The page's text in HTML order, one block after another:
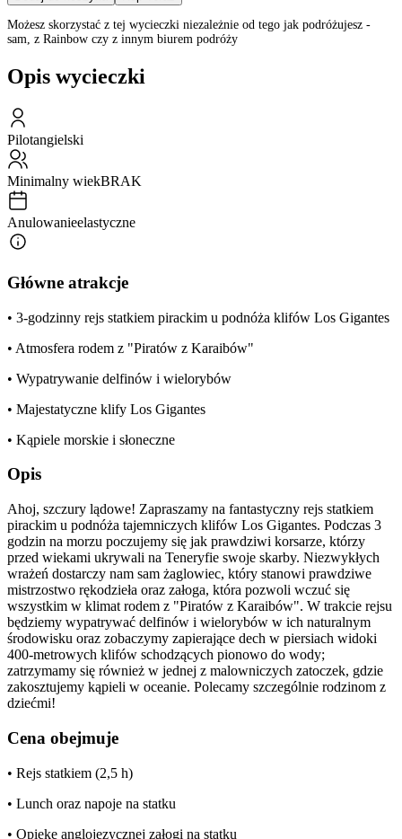
Możesz skorzystać z tej wycieczki niezależnie od tego jak podróżujesz -
sam, z Rainbow czy z innym biurem podróży
Opis wycieczki
Pilotangielski
Minimalny wiekBRAK
Anulowanieelastyczne
Główne atrakcje
• 3-godzinny rejs statkiem pirackim u podnóża klifów Los Gigantes
• Atmosfera rodem z "Piratów z Karaibów"
• Wypatrywanie delfinów i wielorybów
• Majestatyczne klify Los Gigantes
• Kąpiele morskie i słoneczne
Opis
Ahoj, szczury lądowe! Zapraszamy na fantastyczny rejs statkiem
pirackim u podnóża tajemniczych klifów Los Gigantes. Podczas 3
godzin na morzu poczujemy się jak prawdziwi korsarze, którzy
przed wiekami ukrywali na Teneryfie swoje skarby. Niezwykłych
wrażeń dostarczy nam sam żaglowiec, który stanowi prawdziwe
mistrzostwo rękodzieła oraz załoga, która pozwoli wczuć się
wszystkim w klimat rodem z "Piratów z Karaibów". W trakcie rejsu
będziemy wypatrywać delfinów i wielorybów w ich naturalnym
środowisku oraz zobaczymy zapierające dech w piersiach widoki
400-metrowych klifów schodzących pionowo do wody;
zatrzymamy się również w jednej z malowniczych zatoczek, gdzie
zakosztujemy kąpieli w oceanie. Polecamy szczególnie rodzinom z
dziećmi!
Cena obejmuje
• Rejs statkiem (2,5 h)
• Lunch oraz napoje na statku
• Opiekę anglojęzycznej załogi na statku